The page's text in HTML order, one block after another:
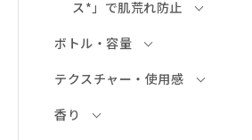
ス*」で肌荒れ防止
ボトル・容量
テクスチャー・使用感
香り